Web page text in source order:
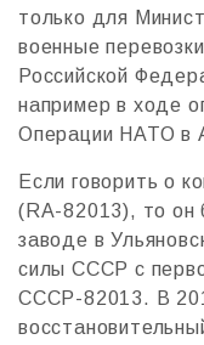
только для
военные
Российской
например в ходе
Операции НАТО в
Если говорить о
(RA-82013), то он
заводе в
силы СССР c
СССР-82013. В